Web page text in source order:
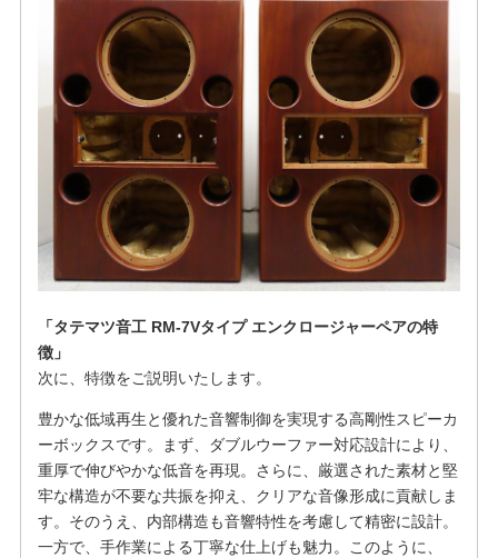
「タテマツ音工 RM-7Vタイプ エンクロージャーペアの特
徴」
次に、特徴をご説明いたします。
豊かな低域再生と優れた音響制御を実現する高剛性スピーカ
ーボックスです。まず、ダブルウーファー対応設計により、
重厚で伸びやかな低音を再現。さらに、厳選された素材と堅
牢な構造が不要な共振を抑え、クリアな音像形成に貢献しま
す。そのうえ、内部構造も音響特性を考慮して精密に設計。
一方で、手作業による丁寧な仕上げも魅力。このように、